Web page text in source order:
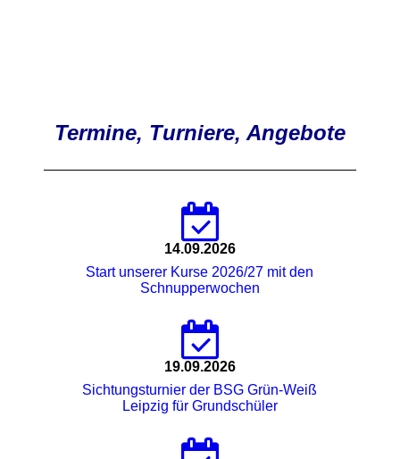
Termine, Turniere, Angebote
14.09.2026
Start unserer Kurse 2026/27 mit den
Schnupperwochen
19.09.2026
Sichtungsturnier der BSG Grün-Weiß
Leipzig für Grundschüler